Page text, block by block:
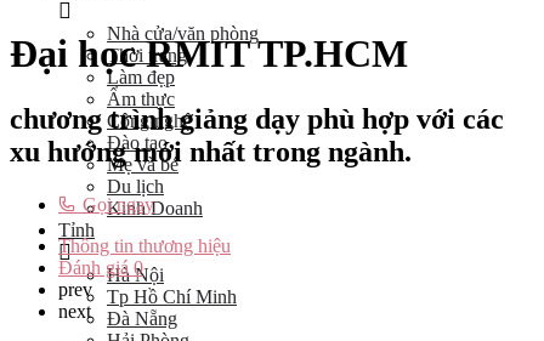
Nhà cửa/văn phòng
Thời trang
Làm đẹp
Ẩm thực
Công nghệ
Đào tạo
Mẹ và bé
Du lịch
Kinh Doanh
Tỉnh
Hà Nội
Tp Hồ Chí Minh
Đà Nẵng
Đại học RMIT TP.HCM
chương trình giảng dạy phù hợp với các
xu hướng mới nhất trong ngành.
Gọi ngay
Thông tin thương hiệu
Đánh giá 0
prev
next